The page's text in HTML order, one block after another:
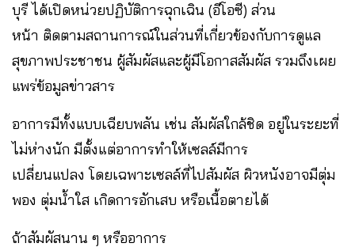
บุรี ได้เปิดหน่วยปฏิบัติการฉุกเฉิน (อีโอซี) ส่วน
หน้า ติดตามสถานการณ์ในส่วนที่เกี่ยวข้องกับการดูแล
สุขภาพประชาชน ผู้สัมผัสและผู้มีโอกาสสัมผัส รวมถึงเผย
แพร่ข้อมูลข่าวสาร
อาการมีทั้งแบบเฉียบพลัน เช่น สัมผัสใกล้ชิด อยู่ในระยะที่
ไม่ห่างนัก มีตั้งแต่อาการทำให้เซลล์มีการ
เปลี่ยนแปลง โดยเฉพาะเซลล์ที่ไปสัมผัส ผิวหนังอาจมีตุ่ม
พอง ตุ่มน้ำใส เกิดการอักเสบ หรือเนื้อตายได้
ถ้าสัมผัสนาน ๆ หรืออาการ